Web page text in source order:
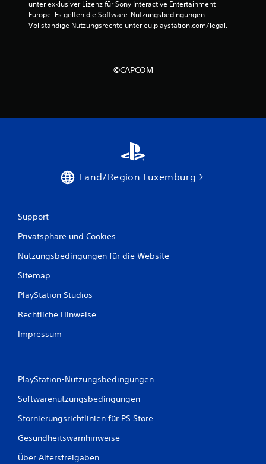
unter exklusiver Lizenz für Sony Interactive Entertainment
Europe. Es gelten die Software-Nutzungsbedingungen.
Vollständige Nutzungsrechte unter eu.playstation.com/legal.
©CAPCOM
Land/Region Luxemburg
Support
Privatsphäre und Cookies
Nutzungsbedingungen für die Website
Sitemap
PlayStation Studios
Rechtliche Hinweise
Impressum
PlayStation-Nutzungsbedingungen
Softwarenutzungsbedingungen
Stornierungsrichtlinien für PS Store
Gesundheitswarnhinweise
Über Altersfreigaben